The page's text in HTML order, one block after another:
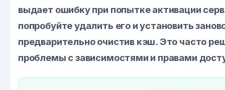
выдает ошибку при попытке активации
попробуйте удалить его и установить
предварительно очистив кэш. Это часто
проблемы с зависимостями и правами